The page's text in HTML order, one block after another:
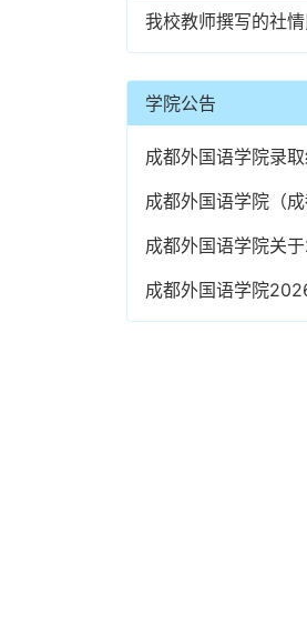
学院公告